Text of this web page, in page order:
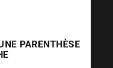
PARENTHÈSE